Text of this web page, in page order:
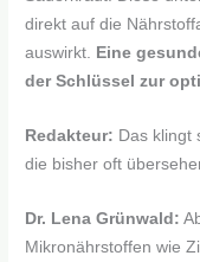
direkt auf die
auswirkt. Eine
der Schlüssel zur
Redakteur: Das klingt
die bisher oft
Dr. Lena Grünwald:
Mikronährstoffen wie